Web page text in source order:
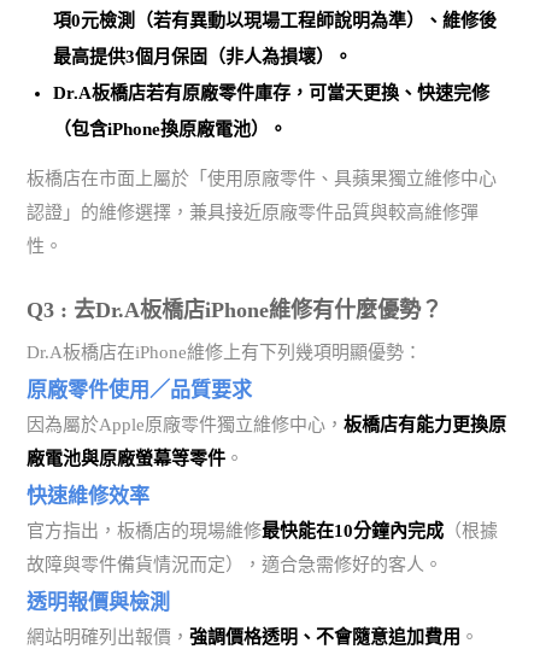
項0元檢測（若有異動以現場工程師說明為準）、維修後
最高提供3個月保固（非人為損壞）。
Dr.A板橋店若有原廠零件庫存，可當天更換、快速完修
（包含iPhone換原廠電池）。
板橋店在市面上屬於「使用原廠零件、具蘋果獨立維修中心
認證」的維修選擇，兼具接近原廠零件品質與較高維修彈
性。
Q3 : 去Dr.A板橋店iPhone維修有什麼優勢？
Dr.A板橋店在iPhone維修上有下列幾項明顯優勢：
原廠零件使用／品質要求
因為屬於Apple原廠零件獨立維修中心，板橋店有能力更換原
廠電池與原廠螢幕等零件 。
快速維修效率
官方指出，板橋店的現場維修最快能在10分鐘內完成 （根據
故障與零件備貨情況而定），適合急需修好的客人。
透明報價與檢測
網站明確列出報價，強調價格透明、不會隨意追加費用 。